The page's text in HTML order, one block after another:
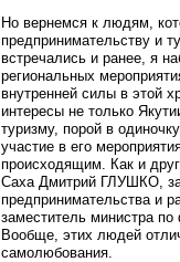
Но вернемся к людям,
предпринимательству
встречались и ранее, я
региональных
внутренней силы в этой
интересы не только
туризму, порой в
участие в его
происходящим. Как и
Саха Дмитрий ГЛУШКО,
предпринимательства и
заместитель министра
Вообще, этих людей
самолюбования.